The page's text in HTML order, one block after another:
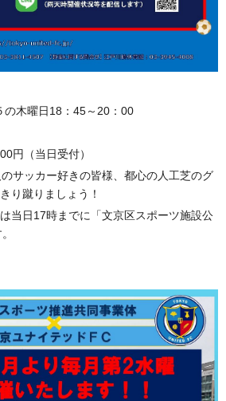
木曜日18：45～20：00
円（当日受付）
サッカー好きの皆様、都心の人工芝のグ
り蹴りましょう！
当日17時までに「文京区スポーツ施設公